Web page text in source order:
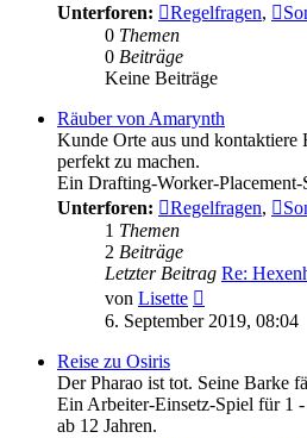
Unterforen:
Regelfragen,
0 Themen
0 Beiträge
Keine Beiträge
Räuber von Amarynth
Kunde Orte aus und kontaktiere
perfekt zu machen.
Ein Drafting-Worker-
Unterforen:
Regelfragen,
1 Themen
2 Beiträge
Letzter Beitrag Re:
von Lisette
Beitrag
6. September 2019, 08:04
Reise zu Osiris
Der Pharao ist tot. Seine Barke
Ein Arbeiter-Einsetz-Spiel für 1
ab 12 Jahren.